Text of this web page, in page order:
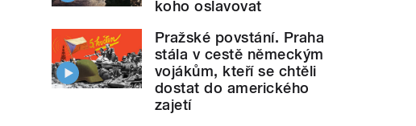
koho oslavovat
Pražské povstání. Praha
stála v cestě německým
vojákům, kteří se chtěli
dostat do amerického
zajetí